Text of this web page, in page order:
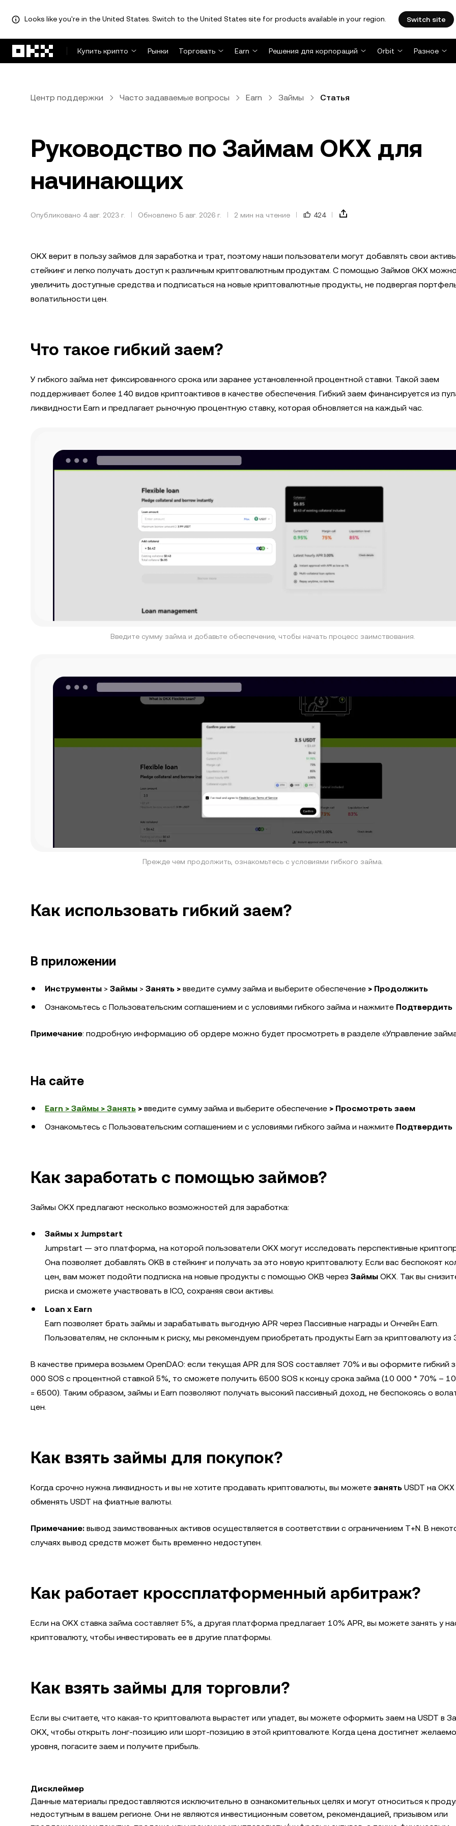
Looks like you're in the United States. Switch to the United States site for products available in your region. Switch site
Купить крипто
Рынки Торговать Earn Решения для корпораций Orbit Разное
Центр поддержки Часто задаваемые вопросы Earn Займы Статья
Руководство по Займам OKX для
начинающих
Опубликовано 4 авг. 2023 г. Обновлено 5 авг. 2026 г. 2 мин на чтение 424
OKX верит в пользу займов для заработка и трат, поэтому наши пользователи могут добавлять свои
стейкинг и легко получать доступ к различным криптовалютным продуктам. С помощью Займов OKX
увеличить доступные средства и подписаться на новые криптовалютные продукты, не подвергая
волатильности цен.
Что такое гибкий заем?
У гибкого займа нет фиксированного срока или заранее установленной процентной ставки. Такой заем
поддерживает более 140 видов криптоактивов в качестве обеспечения. Гибкий заем финансируется из
ликвидности Earn и предлагает рыночную процентную ставку, которая обновляется на каждый час.
Введите сумму займа и добавьте обеспечение, чтобы начать процесс заимствования.
Прежде чем продолжить, ознакомьтесь с условиями гибкого займа.
Как использовать гибкий заем?
В приложении
Инструменты > Займы > Занять > введите сумму займа и выберите обеспечение > Продолжить
Ознакомьтесь с Пользовательским соглашением и с условиями гибкого займа и нажмите Подтвердить
Примечание: подробную информацию об ордере можно будет просмотреть в разделе «Управление
На сайте
Earn > Займы > Занять > введите сумму займа и выберите обеспечение > Просмотреть заем
Ознакомьтесь с Пользовательским соглашением и с условиями гибкого займа и нажмите Подтвердить
Как заработать с помощью займов?
Займы OKX предлагают несколько возможностей для заработка:
Займы x Jumpstart
Jumpstart — это платформа, на которой пользователи OKX могут исследовать перспективные
Она позволяет добавлять OKB в стейкинг и получать за это новую криптовалюту. Если вас беспокоят
цен, вам может подойти подписка на новые продукты с помощью OKB через Займы OKX. Так вы
риска и сможете участвовать в ICO, сохраняя свои активы.
Loan x Earn
Earn позволяет брать займы и зарабатывать выгодную APR через Пассивные награды и Ончейн Earn.
Пользователям, не склонным к риску, мы рекомендуем приобретать продукты Earn за криптовалюту из
В качестве примера возьмем OpenDAO: если текущая APR для SOS составляет 70% и вы оформите гибкий
000 SOS с процентной ставкой 5%, то сможете получить 6500 SOS к концу срока займа (10 000 * 70% –
= 6500). Таким образом, займы и Earn позволяют получать высокий пассивный доход, не беспокоясь о
цен.
Как взять займы для покупок?
Когда срочно нужна ликвидность и вы не хотите продавать криптовалюты, вы можете занять USDT на
обменять USDT на фиатные валюты.
Примечание: вывод заимствованных активов осуществляется в соответствии с ограничением T+N. В
случаях вывод средств может быть временно недоступен.
Как работает кроссплатформенный арбитраж?
Если на OKX ставка займа составляет 5%, а другая платформа предлагает 10% APR, вы можете занять у
криптовалюту, чтобы инвестировать ее в другие платформы.
Как взять займы для торговли?
Если вы считаете, что какая-то криптовалюта вырастет или упадет, вы можете оформить заем на USDT в
OKX, чтобы открыть лонг-позицию или шорт-позицию в этой криптовалюте. Когда цена достигнет
уровня, погасите заем и получите прибыль.
Дисклеймер
Данные материалы предоставляются исключительно в ознакомительных целях и могут относиться к
недоступным в вашем регионе. Они не являются инвестиционным советом, рекомендацией, призывом или